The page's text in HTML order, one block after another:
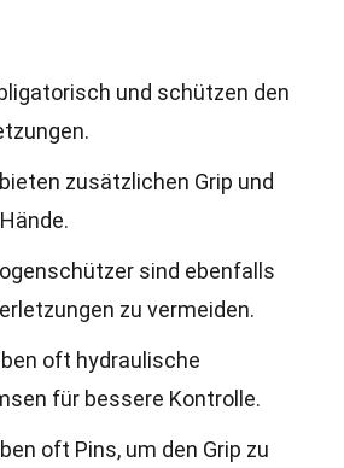
und schützen den
zusätzlichen Grip und
sind ebenfalls
zu vermeiden.
oft hydraulische
für bessere Kontrolle.
oft Pins, um den Grip zu